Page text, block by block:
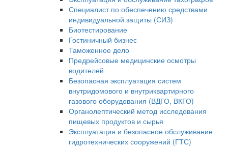
Специалист по обеспечению средствами
индивидуальной защиты (СИЗ)
Биотестирование
Гостиничный бизнес
Таможенное дело
Предрейсовые медицинские осмотры
водителей
Безопасная эксплуатация систем
внутридомового и внутриквартирного
газового оборудования (ВДГО, ВКГО)
Органолептический метод исследования
пищевых продуктов и сырья
Эксплуатация и безопасное обслуживание
гидротехнических сооружений (ГТС)